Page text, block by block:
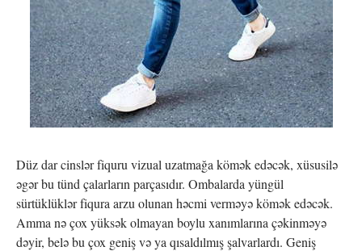
Düz dar cinslər fiquru vizual uzatmağa kömək edəcək, xüsusilə
əgər bu tünd çalarların parçasıdır. Ombalarda yüngül
sürtüklüklər fiqura arzu olunan həcmi verməyə kömək edəcək.
Amma nə çox yüksək olmayan boylu xanımlarına çəkinməyə
dəyir, belə bu çox geniş və ya qısaldılmış şalvarlardı. Geniş